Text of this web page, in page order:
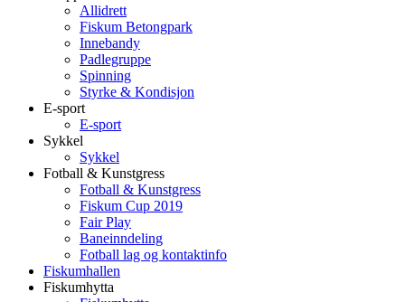
Allidrett
Fiskum Betongpark
Innebandy
Padlegruppe
Spinning
Styrke & Kondisjon
E-sport
E-sport
Sykkel
Sykkel
Fotball & Kunstgress
Fotball & Kunstgress
Fiskum Cup 2019
Fair Play
Baneinndeling
Fotball lag og kontaktinfo
Fiskumhallen
Fiskumhytta